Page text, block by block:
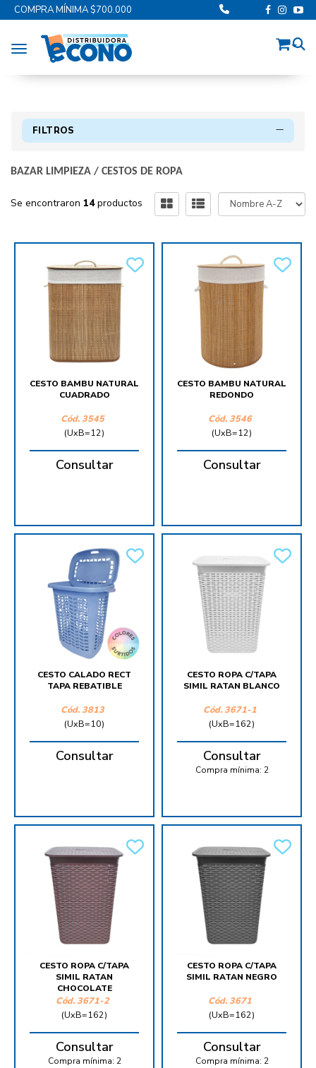
COMPRA MÍNIMA $700.000
Toggle navigation
FILTROS
BAZAR LIMPIEZA / CESTOS DE ROPA
Se encontraron 14productos
CESTO BAMBU NATURAL
CUADRADO
Cód. 3545
(UxB=12)
Consultar
CESTO BAMBU NATURAL
REDONDO
Cód. 3546
(UxB=12)
Consultar
CESTO CALADO RECT
TAPA REBATIBLE
Cód. 3813
(UxB=10)
Consultar
CESTO ROPA C/TAPA
SIMIL RATAN BLANCO
Cód. 3671-1
(UxB=162)
Consultar
Compra mínima: 2
CESTO ROPA C/TAPA
SIMIL RATAN
CHOCOLATE
Cód. 3671-2
(UxB=162)
Consultar
Compra mínima: 2
CESTO ROPA C/TAPA
SIMIL RATAN NEGRO
Cód. 3671
(UxB=162)
Consultar
Compra mínima: 2